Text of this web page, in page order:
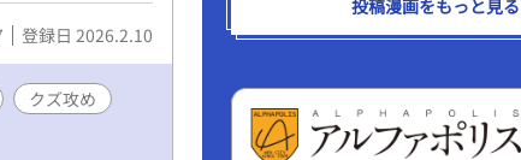
し、正当な評価
せになり、全て
せるまでの、再
ぁ要素（曇ら
後に、攻め
登録日 2026.2.10
クズ攻め
投稿漫画をもっと見る